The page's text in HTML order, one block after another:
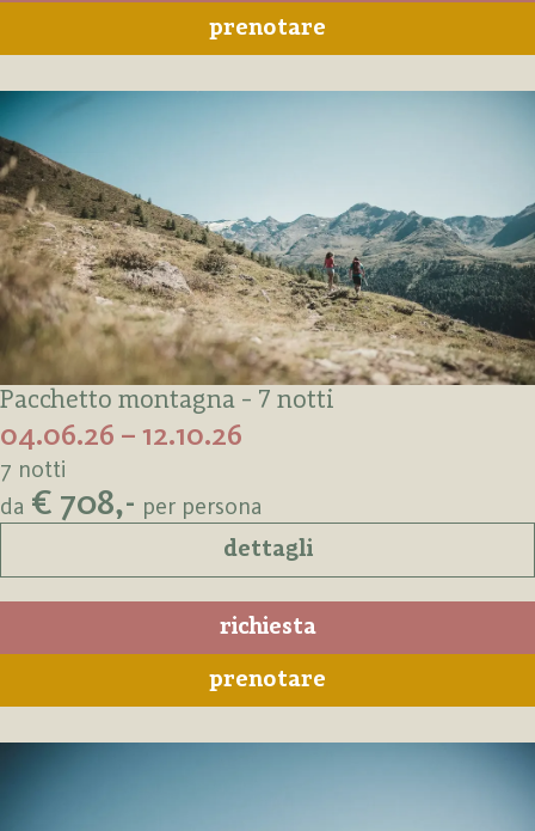
prenotare
Pacchetto montagna - 7 notti
04.06.26 – 12.10.26
7 notti
da € 708,- per persona
dettagli
richiesta
prenotare